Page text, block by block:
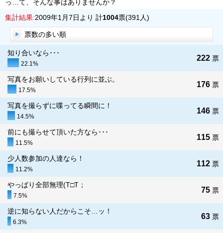
っ…て、そんな事はありませんか？
集計結果:2009年1月7日より 計1004票(391人)
票数の多い順
知り合いなら･･･
22.1%
222 票
写真をお願いしている行列に並ぶ。
17.5%
176 票
写真を撮らずに喋ってる瞬間に！
14.5%
146 票
前にも撮らせて頂いた方なら･･･
11.5%
115 票
少人数参加の人達なら！
11.2%
112 票
やっぱり全部無理(T□T；
7.5%
75 票
逆に知らない人だからこそ…ッ！
6.3%
63 票